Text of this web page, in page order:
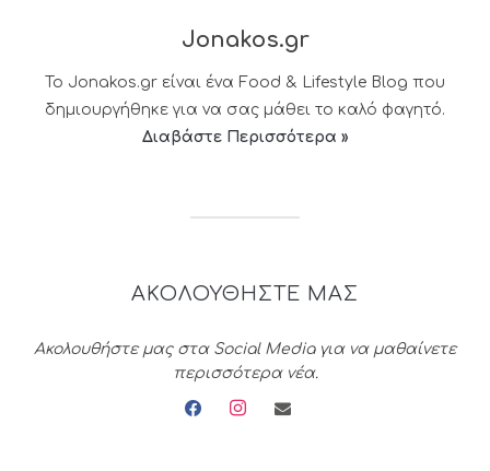
Jonakos.gr
Το Jonakos.gr είναι ένα Food & Lifestyle Blog που
δημιουργήθηκε για να σας μάθει το καλό φαγητό.
Διαβάστε Περισσότερα »
ΑΚΟΛΟΥΘΗΣΤΕ ΜΑΣ
Ακολουθήστε μας στα Social Media για να μαθαίνετε
περισσότερα νέα.
facebookinstagramenvelope